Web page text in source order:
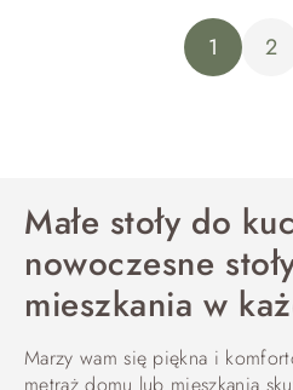
1 2
Małe stoły do
nowoczesne
mieszkania w
Marzy wam się piękna i